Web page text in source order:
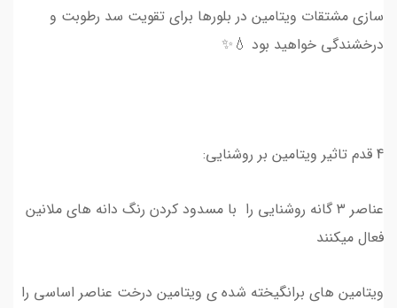
سازی مشتقات ویتامین در بلورها برای تقویت سد رطوبت و
درخشندگی خواهید بود 💧✨
4 قدم تاثیر ویتامین بر روشنایی:
عناصر ۳ گانه روشنایی را با مسدود کردن رنگ دانه های ملانین
فعال میکنند
ویتامین های برانگیخته شده ی ویتامین درخت عناصر اساسی را